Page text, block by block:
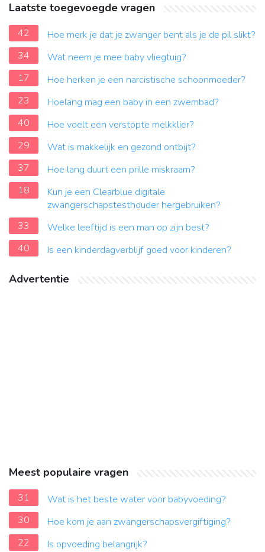
Laatste toegevoegde vragen
42
Hoe merk je dat je zwanger bent als je de pil slikt?
34
Wat neem je mee baby vliegtuig?
17
Hoe herken je een narcistische schoonmoeder?
23
Hoelang mag een baby in een zwembad?
40
Hoe voelt een verstopte melkklier?
29
Wat is makkelijk en gezond ontbijt?
37
Hoe lang duurt een prille miskraam?
18
Kun je een Clearblue digitale
zwangerschapstesthouder hergebruiken?
33
Welke leeftijd is een man op zijn best?
40
Is een kinderdagverblijf goed voor kinderen?
Advertentie
Meest populaire vragen
31
Wat is het beste water voor babyvoeding?
30
Hoe kom je aan zwangerschapsvergiftiging?
22
Is opvoeding belangrijk?